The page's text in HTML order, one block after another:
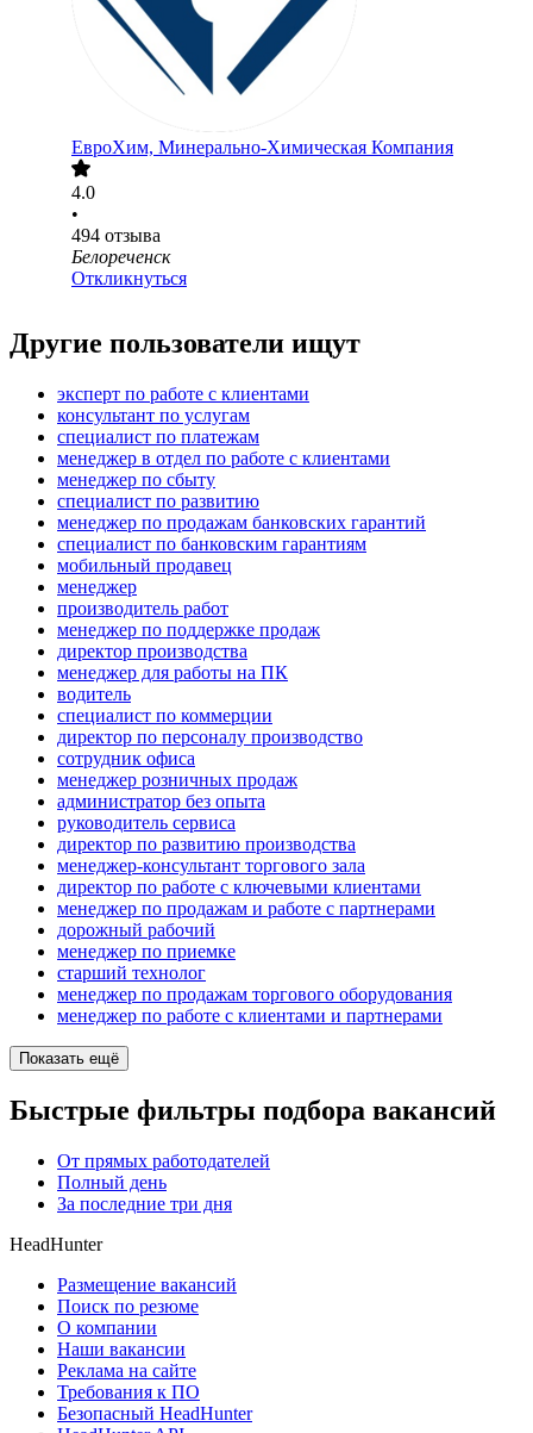
ЕвроХим, Минерально-Химическая Компания
4.0
•
494 отзыва
Белореченск
Откликнуться
Другие пользователи ищут
эксперт по работе с клиентами
консультант по услугам
специалист по платежам
менеджер в отдел по работе с клиентами
менеджер по сбыту
специалист по развитию
менеджер по продажам банковских гарантий
специалист по банковским гарантиям
мобильный продавец
менеджер
производитель работ
менеджер по поддержке продаж
директор производства
менеджер для работы на ПК
водитель
специалист по коммерции
директор по персоналу производство
сотрудник офиса
менеджер розничных продаж
администратор без опыта
руководитель сервиса
директор по развитию производства
менеджер-консультант торгового зала
директор по работе с ключевыми клиентами
менеджер по продажам и работе с партнерами
дорожный рабочий
менеджер по приемке
старший технолог
менеджер по продажам торгового оборудования
менеджер по работе с клиентами и партнерами
Показать ещё
Быстрые фильтры подбора вакансий
От прямых работодателей
Полный день
За последние три дня
HeadHunter
Размещение вакансий
Поиск по резюме
О компании
Наши вакансии
Реклама на сайте
Требования к ПО
Безопасный HeadHunter